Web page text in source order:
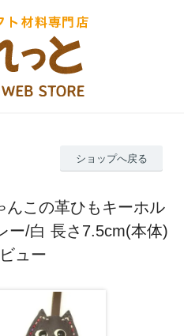
ショップへ戻る
んこの革ひもキーホル
ー/白 長さ7.5cm(本体)
ュー